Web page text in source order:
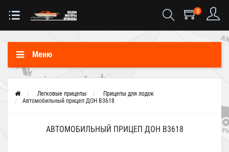
0
Меню
Легковые прицепы
Прицепы для лодок
Автомобильный прицеп ДОН В3618
АВТОМОБИЛЬНЫЙ ПРИЦЕП ДОН В3618